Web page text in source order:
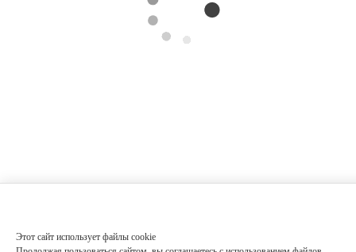
Этот сайт использует файлы cookie